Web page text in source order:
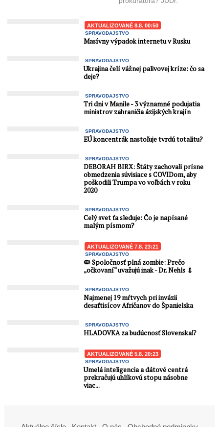
...
AKTUALIZOVANÉ 8.8. 00:50
SPRAVODAJSTVO
Masívny výpadok internetu v Rusku
SPRAVODAJSTVO
Ukrajina čelí vážnej palivovej kríze: čo sa
deje?
SPRAVODAJSTVO
Tri dni v Manile - 3 významné podujatia
ministrov zahraničia ázijských krajín
SPRAVODAJSTVO
EÚ koncentrák nastoľuje tvrdú totalitu?
SPRAVODAJSTVO
DEBORAH BIRX: Štáty zachovali prísne
obmedzenia súvisiace s COVIDom, aby
poškodili Trumpa vo voľbách v roku
2020
SPRAVODAJSTVO
Celý svet ťa sleduje: Čo je napísané
malým písmom?
AKTUALIZOVANÉ 7.8. 23:21
SPRAVODAJSTVO
🦠 Spoločnosť plná zombie: Prečo
„očkovaní“ uvažujú inak - Dr. Nehls 💉
SPRAVODAJSTVO
Najmenej 19 mŕtvych pri invázii
desaťtisícov Afričanov do Španielska
SPRAVODAJSTVO
HLADOVKA za budúcnosť Slovenska⁉️
AKTUALIZOVANÉ 5.8. 20:23
SPRAVODAJSTVO
Umelá inteligencia a dátové centrá
prekračujú uhlíkovú stopu násobne
viac...